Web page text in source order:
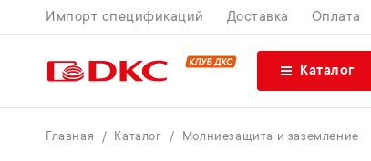
Импорт спецификаций Доставка Оплата
Каталог
Главная Каталог Молниезащита и заземление